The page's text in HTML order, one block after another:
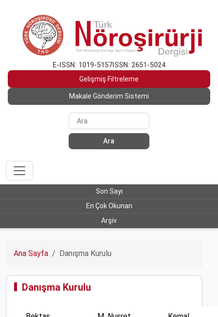
E-ISSN: 1019-5157 ISSN: 2651-5024
Gelişmiş Filtreleme
Makale Gönderim Sistemi
Ara
Son Sayı
En Çok Okunan
Arşiv
Ana Sayfa Danışma Kurulu
Danışma Kurulu